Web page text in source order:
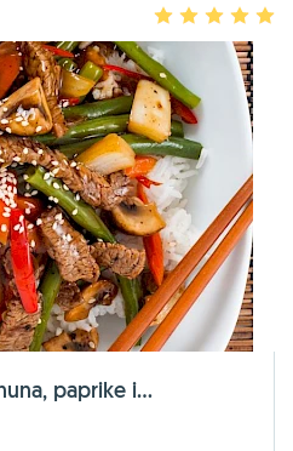
2 3 4
paprike i...